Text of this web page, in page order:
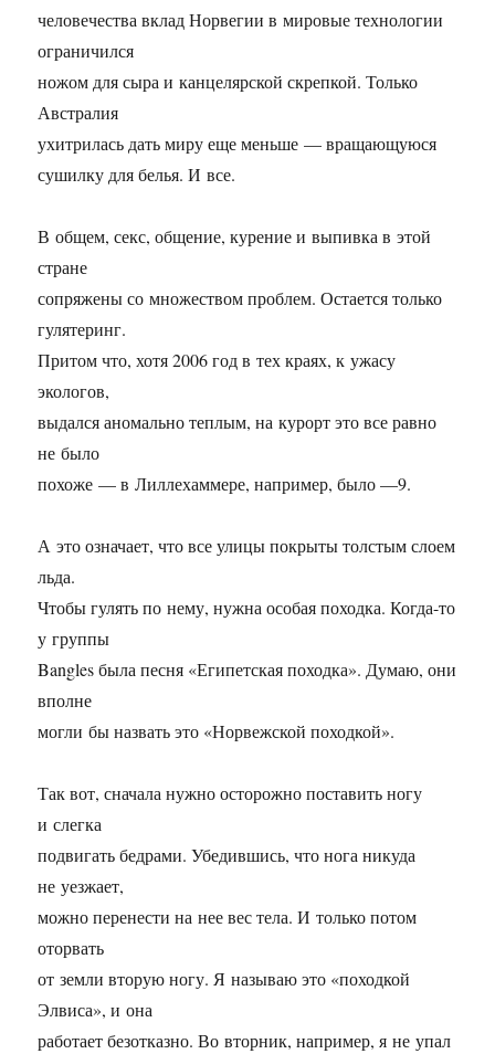
человечества вклад Норвегии в мировые технологии
ограничился
ножом для сыра и канцелярской скрепкой. Только
Австралия
ухитрилась дать миру еще меньше — вращающуюся
сушилку для белья. И все.
В общем, секс, общение, курение и выпивка в этой
стране
сопряжены со множеством проблем. Остается только
гулятеринг.
Притом что, хотя 2006 год в тех краях, к ужасу
экологов,
выдался аномально теплым, на курорт это все равно
не было
похоже — в Лиллехаммере, например, было —9.
А это означает, что все улицы покрыты толстым слоем
льда.
Чтобы гулять по нему, нужна особая походка. Когда-то
у группы
Bangles была песня «Египетская походка». Думаю, они
вполне
могли бы назвать это «Норвежской походкой».
Так вот, сначала нужно осторожно поставить ногу
и слегка
подвигать бедрами. Убедившись, что нога никуда
не уезжает,
можно перенести на нее вес тела. И только потом
оторвать
от земли вторую ногу. Я называю это «походкой
Элвиса», и она
работает безотказно. Во вторник, например, я не упал